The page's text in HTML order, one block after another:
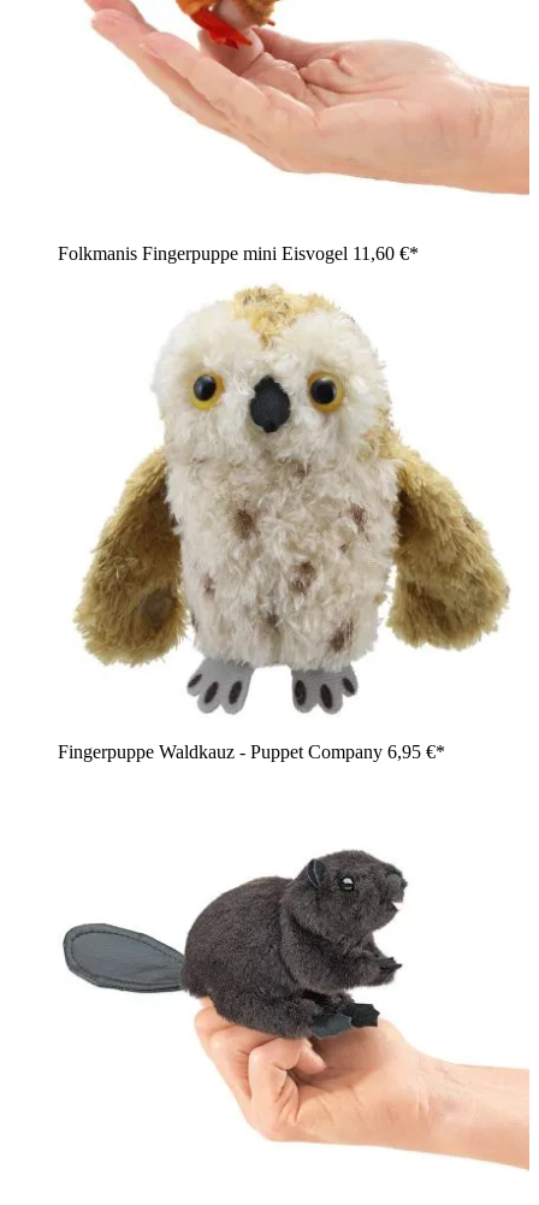
Folkmanis Fingerpuppe mini Eisvogel 11,60 €*
Fingerpuppe Waldkauz - Puppet Company 6,95 €*